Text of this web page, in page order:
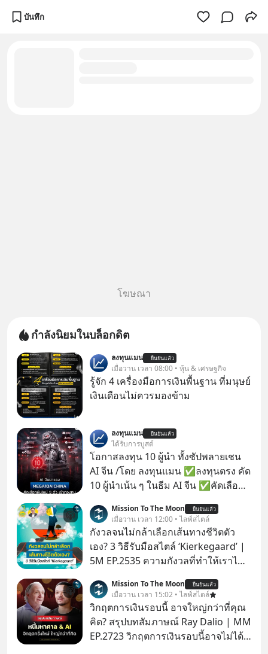
บันทึก
โฆษณา
กำลังนิยมในบล็อกดิต
ลงทุนแมน ยืนยันแล้ว
เมื่อวาน เวลา 08:00 • หุ้น & เศรษฐกิจ
รู้จัก 4 เครื่องมือการเงินพื้นฐาน ที่มนุษย์
เงินเดือนไม่ควรมองข้าม
ลงทุนแมน ยืนยันแล้ว
ได้รับการบูสต์
โอกาสลงทุน 10 ผู้นำ ทั้งซัปพลายเชน
AI จีน /โดย ลงทุนแมน ✅ลงทุนตรง คัด
10 ผู้นำเน้น ๆ ในธีม AI จีน ✅คัดเลือก
เจ้าของผู้นำ AI จีน ตั้งแต่โรงงานผลิตชิป
หน่วยความจำ โมเดล AI ยันหุ่นยนต์
✅ได้การรับยกเว้นภาษี Capital Gain
ตามกฎหมายภาษีของประเทศไทย
Mission To The Moon ยืนยันแล้ว
เมื่อวาน เวลา 12:00 • ไลฟ์สไตล์
กังวลจนไม่กล้าเลือกเส้นทางชีวิตตัว
เอง? 3 วิธีรับมือสไตล์ ‘Kierkegaard’ |
5M EP.2535 ความกังวลที่ทำให้เราไม่
เรื่องใหญ่ หรือแม้แต่เรื่องสำคัญของ
ชีวิตเกิดจากการที่เรามี ‘อิสรภาพ’ และมี
ทางเลือกมากมาย ซึ่งเมื่อเทียบกับสัตว์
แล้วก็จะเห็นความแตกต่างได้ชัดว่าเรา
Mission To The Moon ยืนยันแล้ว
เมื่อวาน เวลา 15:02 • ไลฟ์สไตล์
วิกฤตการเงินรอบนี้ อาจใหญ่กว่าที่คุณ
คิด? สรุปบทสัมภาษณ์ Ray Dalio | MM
EP.2723 วิกฤตการเงินรอบนี้อาจไม่ได้